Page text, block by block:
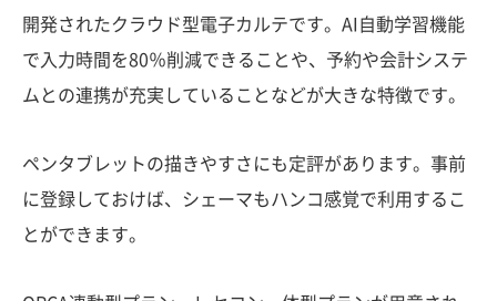
開発されたクラウド型電子カルテです。AI自動学習機能
で入力時間を80％削減できることや、予約や会計システ
ムとの連携が充実していることなどが大きな特徴です。
ペンタブレットの描きやすさにも定評があります。事前
に登録しておけば、シェーマもハンコ感覚で利用するこ
とができます。